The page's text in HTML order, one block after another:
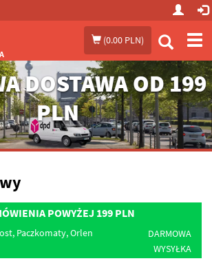
(0.00 PLN)
DOSTAWA OD 199
PLN
POWYŻEJ 199PLN
Paczkomaty, Orlen
DARMOWA
WYSYŁKA